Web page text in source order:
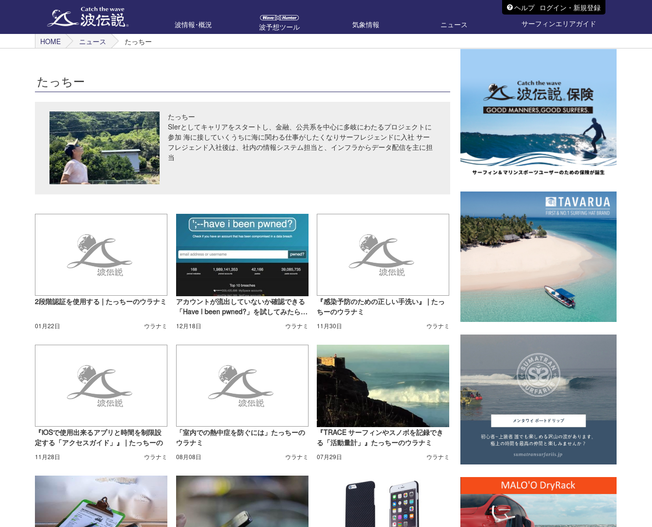
ヘルプ ログイン・新規登録
波情報･概況
波予想ツール 気象情報 ニュース
サーフィンエリアガイド
HOME
ニュース たっちー
たっちー
たっちー
SIerとしてキャリアをスタートし、金融、公共系を中心に多岐にわたるプロジェクトに
参加 海に接していくうちに海に関わる仕事がしたくなりサーフレジェンドに入社 サー
フレジェンド入社後は、社内の情報システム担当と、インフラからデータ配信を主に担
当
2段階認証を使用する | たっちーのウラナミ
01月22日 ウラナミ
アカウントが流出していないか確認できる
「Have I been pwned?」を試してみたら…
| たっちーのウラナミ
12月18日 ウラナミ
『感染予防のための正しい手洗い』 | たっ
ちーのウラナミ
11月30日 ウラナミ
『iOSで使用出来るアプリと時間を制限設
定する「アクセスガイド」』 | たっちーの
ウラナミ
11月28日 ウラナミ
「室内での熱中症を防ぐには」たっちーの
ウラナミ
08月08日 ウラナミ
『TRACE サーフィンやスノボを記録でき
る「活動量計」』たっちーのウラナミ
07月29日 ウラナミ